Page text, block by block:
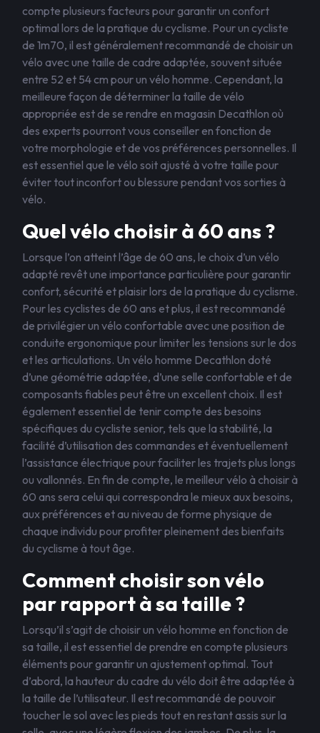
compte plusieurs facteurs pour garantir un confort
optimal lors de la pratique du cyclisme. Pour un cycliste
de 1m70, il est généralement recommandé de choisir un
vélo avec une taille de cadre adaptée, souvent située
entre 52 et 54 cm pour un vélo homme. Cependant, la
meilleure façon de déterminer la taille de vélo
appropriée est de se rendre en magasin Decathlon où
des experts pourront vous conseiller en fonction de
votre morphologie et de vos préférences personnelles. Il
est essentiel que le vélo soit ajusté à votre taille pour
éviter tout inconfort ou blessure pendant vos sorties à
vélo.
Quel vélo choisir à 60 ans ?
Lorsque l’on atteint l’âge de 60 ans, le choix d’un vélo
adapté revêt une importance particulière pour garantir
confort, sécurité et plaisir lors de la pratique du cyclisme.
Pour les cyclistes de 60 ans et plus, il est recommandé
de privilégier un vélo confortable avec une position de
conduite ergonomique pour limiter les tensions sur le dos
et les articulations. Un vélo homme Decathlon doté
d’une géométrie adaptée, d’une selle confortable et de
composants fiables peut être un excellent choix. Il est
également essentiel de tenir compte des besoins
spécifiques du cycliste senior, tels que la stabilité, la
facilité d’utilisation des commandes et éventuellement
l’assistance électrique pour faciliter les trajets plus longs
ou vallonnés. En fin de compte, le meilleur vélo à choisir à
60 ans sera celui qui correspondra le mieux aux besoins,
aux préférences et au niveau de forme physique de
chaque individu pour profiter pleinement des bienfaits
du cyclisme à tout âge.
Comment choisir son vélo
par rapport à sa taille ?
Lorsqu’il s’agit de choisir un vélo homme en fonction de
sa taille, il est essentiel de prendre en compte plusieurs
éléments pour garantir un ajustement optimal. Tout
d’abord, la hauteur du cadre du vélo doit être adaptée à
la taille de l’utilisateur. Il est recommandé de pouvoir
toucher le sol avec les pieds tout en restant assis sur la